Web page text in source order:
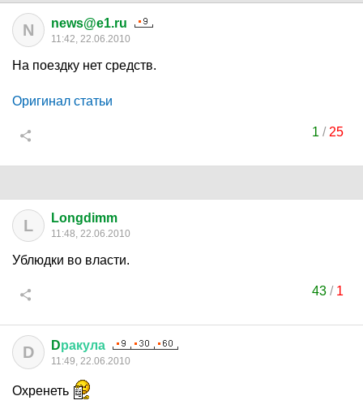
N news@e1.ru
11:42, 22.06.2010
На поездку нет средств.
Оригинал статьи
1 / 25
L Longdimm
11:48, 22.06.2010
Ублюдки во власти.
43 / 1
D Dракула
11:49, 22.06.2010
Охренеть